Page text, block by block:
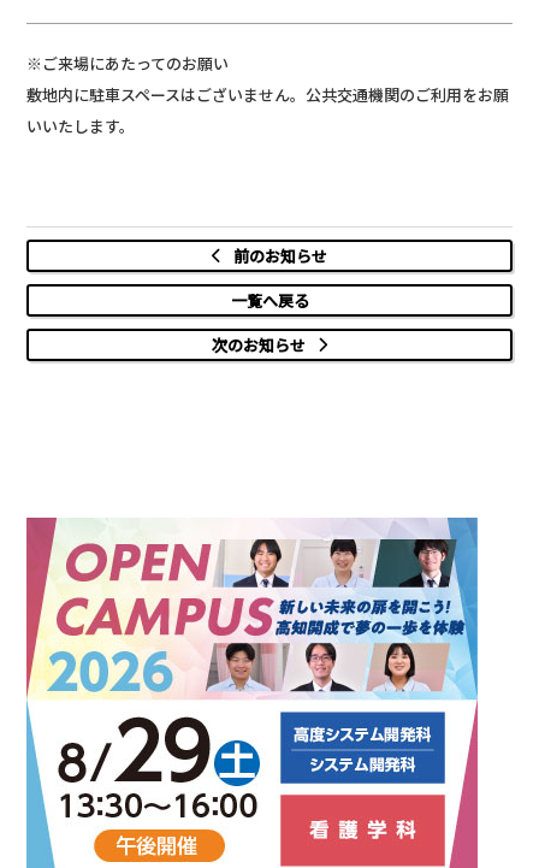
※ご来場にあたってのお願い
敷地内に駐車スペースはございません。公共交通機関のご利用をお願
いいたします。
前のお知らせ
一覧へ戻る
次のお知らせ